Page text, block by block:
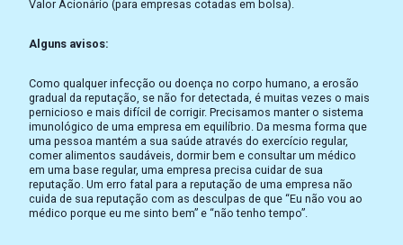
Valor Acionário (para empresas cotadas em bolsa).
Alguns avisos:
Como qualquer infecção ou doença no corpo humano, a erosão
gradual da reputação, se não for detectada, é muitas vezes o mais
pernicioso e mais difícil de corrigir. Precisamos manter o sistema
imunológico de uma empresa em equilíbrio. Da mesma forma que
uma pessoa mantém a sua saúde através do exercício regular,
comer alimentos saudáveis, dormir bem e consultar um médico
em uma base regular, uma empresa precisa cuidar de sua
reputação. Um erro fatal para a reputação de uma empresa não
cuida de sua reputação com as desculpas de que “Eu não vou ao
médico porque eu me sinto bem” e “não tenho tempo”.